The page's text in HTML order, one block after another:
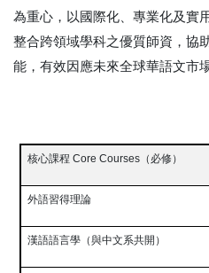
為重心，以國際化、專業化及實
整合跨領域學科之優質師資，協
能，有效因應未來全球華語文市
核心課程 Core Courses （必修）
外語習得理論
漢語語言學（與中文系共開）